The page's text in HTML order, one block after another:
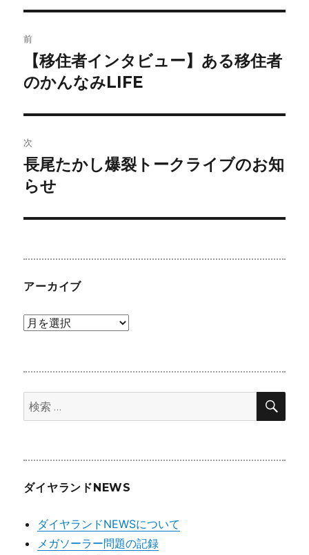
k
稿
ナ
ビ
ゲ
ー
ン
前
の
稿:
【移住者インタビュー】ある移住者
のかんなみLIFE
次
次
の
稿:
長尾たかし爆裂トークライブのお知
らせ
アーカイブ
ア
ブ
検
索:
検
ダイヤランドNEWS
ダイヤランドNEWSについて
メガソーラー問題の記録